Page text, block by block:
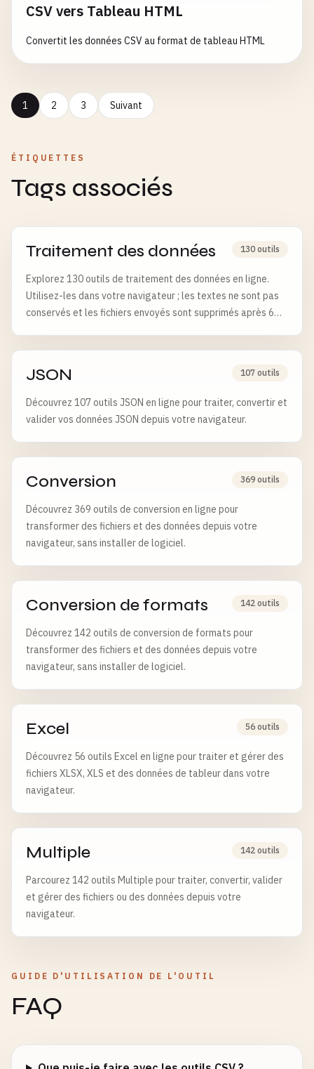
CSV vers Tableau HTML
Convertit les données CSV au format de tableau HTML
1 2 3 Suivant
ÉTIQUETTES
Tags associés
Traitement des données 130 outils
Explorez 130 outils de traitement des données en ligne.
Utilisez-les dans votre navigateur ; les textes ne sont pas
conservés et les fichiers envoyés sont supprimés après 6
JSON 107 outils
Découvrez 107 outils JSON en ligne pour traiter, convertir et
valider vos données JSON depuis votre navigateur.
Conversion 369 outils
Découvrez 369 outils de conversion en ligne pour
transformer des fichiers et des données depuis votre
navigateur, sans installer de logiciel.
Conversion de formats 142 outils
Découvrez 142 outils de conversion de formats pour
transformer des fichiers et des données depuis votre
navigateur, sans installer de logiciel.
Excel 56 outils
Découvrez 56 outils Excel en ligne pour traiter et gérer des
fichiers XLSX, XLS et des données de tableur dans votre
navigateur.
Multiple 142 outils
Parcourez 142 outils Multiple pour traiter, convertir, valider
et gérer des fichiers ou des données depuis votre
navigateur.
GUIDE D'UTILISATION DE L'OUTIL
FAQ